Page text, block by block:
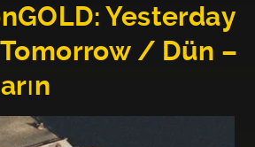
Yesterday
/ Dün –